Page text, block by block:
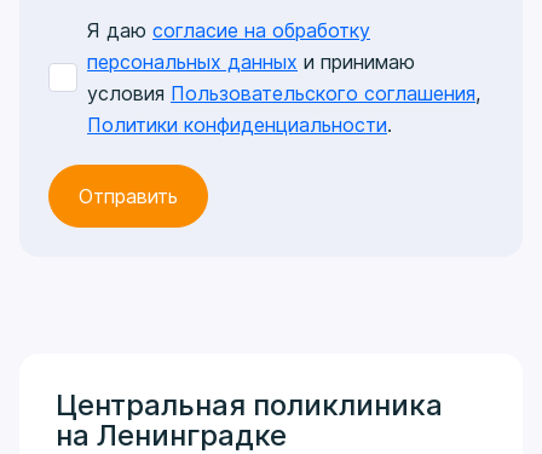
Я даю согласие на обработку
персональных данных и принимаю
условия Пользовательского соглашения,
Политики конфиденциальности.
Центральная поликлиника
на Ленинградке